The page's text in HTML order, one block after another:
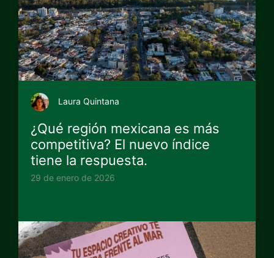
Laura Quintana
¿Qué región mexicana es más
competitiva? El nuevo índice
tiene la respuesta.
29 de enero de 2026